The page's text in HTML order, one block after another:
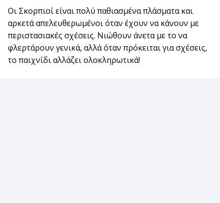
Οι Σκορπιοί είναι πολύ παθιασμένα πλάσματα και
αρκετά απελευθερωμένοι όταν έχουν να κάνουν με
περιστασιακές σχέσεις. Νιώθουν άνετα με το να
φλερτάρουν γενικά, αλλά όταν πρόκειται για σχέσεις,
το παιχνίδι αλλάζει ολοκληρωτικά!